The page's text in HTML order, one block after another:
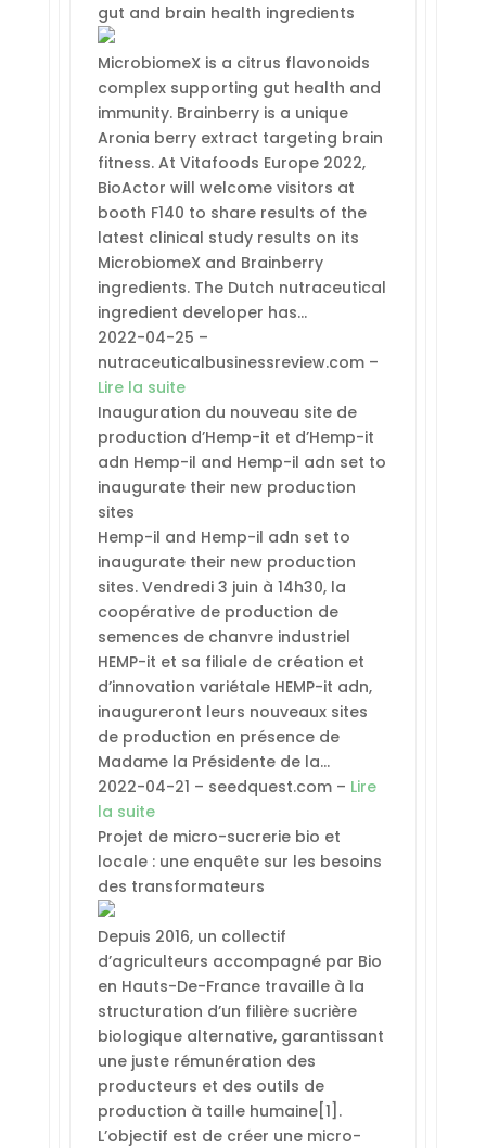
gut and brain health ingredients
MicrobiomeX is a citrus flavonoids
complex supporting gut health and
immunity. Brainberry is a unique
Aronia berry extract targeting brain
fitness. At Vitafoods Europe 2022,
BioActor will welcome visitors at
booth F140 to share results of the
latest clinical study results on its
MicrobiomeX and Brainberry
ingredients. The Dutch nutraceutical
ingredient developer has…
2022-04-25 –
nutraceuticalbusinessreview.com –
Lire la suite
Inauguration du nouveau site de
production d’Hemp-it et d’Hemp-it
adn Hemp-il and Hemp-il adn set to
inaugurate their new production
sites
Hemp-il and Hemp-il adn set to
inaugurate their new production
sites. Vendredi 3 juin à 14h30, la
coopérative de production de
semences de chanvre industriel
HEMP-it et sa filiale de création et
d’innovation variétale HEMP-it adn,
inaugureront leurs nouveaux sites
de production en présence de
Madame la Présidente de la…
2022-04-21 – seedquest.com – Lire
la suite
Projet de micro-sucrerie bio et
locale : une enquête sur les besoins
des transformateurs
Depuis 2016, un collectif
d’agriculteurs accompagné par Bio
en Hauts-De-France travaille à la
structuration d’un filière sucrière
biologique alternative, garantissant
une juste rémunération des
producteurs et des outils de
production à taille humaine[1].
L’objectif est de créer une micro-